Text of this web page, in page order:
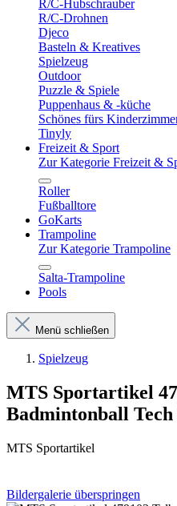
R/C-Hubschrauber
R/C-Drohnen
Djeco
Basteln & Kreatives
Spielzeug
Outdoor
Puzzle & Spiele
Puppenhaus & -küche
Schönes fürs
Tinyly
Freizeit & Sport
Zur Kategorie Freizeit &
Roller
Fußballtore
GoKarts
Trampoline
Zur Kategorie Trampoline
Salta-Trampoline
Pools
Menü schließen
Spielzeug
MTS Sportartikel
Badmintonball Tech
MTS Sportartikel
Bildergalerie überspringen